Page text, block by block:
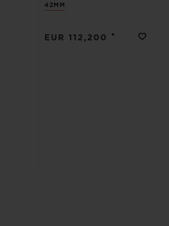
42MM
EUR 112,200 •